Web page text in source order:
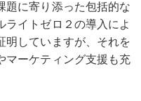
題に寄り添った包括的な
ライトゼロ２の導入によ
明していますが、それを
マーケティング支援も充